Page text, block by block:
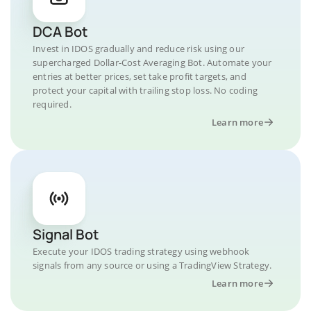
DCA Bot
Invest in IDOS gradually and reduce risk using our
supercharged Dollar-Cost Averaging Bot. Automate your
entries at better prices, set take profit targets, and
protect your capital with trailing stop loss. No coding
required.
Learn more
Signal Bot
Execute your IDOS trading strategy using webhook
signals from any source or using a TradingView Strategy.
Learn more